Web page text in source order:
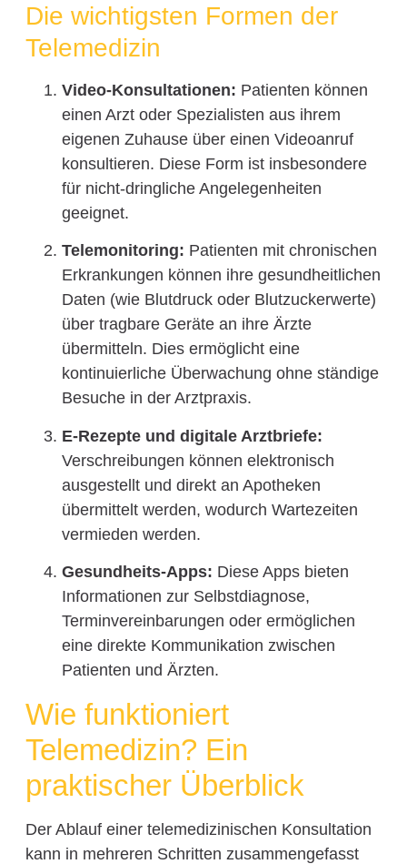
Die wichtigsten Formen der
Telemedizin
Video-Konsultationen: Patienten können
einen Arzt oder Spezialisten aus ihrem
eigenen Zuhause über einen Videoanruf
konsultieren. Diese Form ist insbesondere
für nicht-dringliche Angelegenheiten
geeignet.
Telemonitoring: Patienten mit chronischen
Erkrankungen können ihre gesundheitlichen
Daten (wie Blutdruck oder Blutzuckerwerte)
über tragbare Geräte an ihre Ärzte
übermitteln. Dies ermöglicht eine
kontinuierliche Überwachung ohne ständige
Besuche in der Arztpraxis.
E-Rezepte und digitale Arztbriefe:
Verschreibungen können elektronisch
ausgestellt und direkt an Apotheken
übermittelt werden, wodurch Wartezeiten
vermieden werden.
Gesundheits-Apps: Diese Apps bieten
Informationen zur Selbstdiagnose,
Terminvereinbarungen oder ermöglichen
eine direkte Kommunikation zwischen
Patienten und Ärzten.
Wie funktioniert
Telemedizin? Ein
praktischer Überblick
Der Ablauf einer telemedizinischen Konsultation
kann in mehreren Schritten zusammengefasst